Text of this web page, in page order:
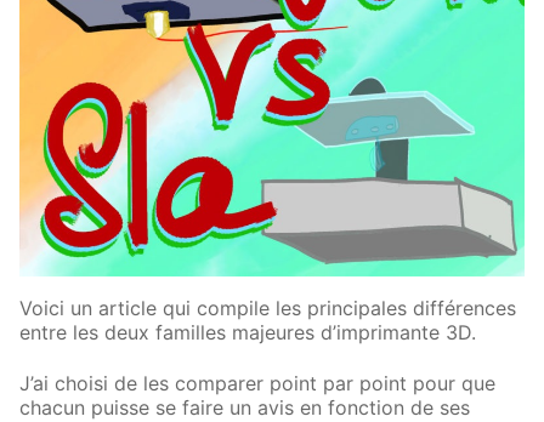
Voici un article qui compile les principales différences
entre les deux familles majeures d’imprimante 3D.
J’ai choisi de les comparer point par point pour que
chacun puisse se faire un avis en fonction de ses